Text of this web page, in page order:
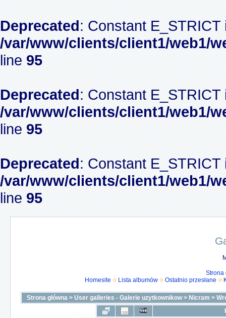
Deprecated: Constant
/var/www/clients/client1/web1/
line 95
Deprecated: Constant
/var/www/clients/client1/web1/
line 95
Deprecated: Constant
/var/www/clients/client1/web1/
line 95
Strona
Homesite
Lista albumów Ostatnio przesłane
Strona główna > User galleries - Galerie uzytkownikow> Nicram >